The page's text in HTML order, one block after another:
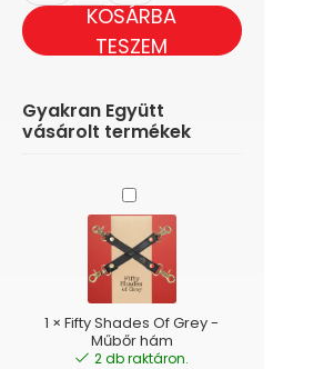
KOSÁRBA
TESZEM
Gyakran Együtt
vásárolt termékek
Fifty
Shades
Of
Grey
-
Műbőr
hám
1 ×Fifty Shades Of Grey -
Műbőr hám
2 db raktáron.